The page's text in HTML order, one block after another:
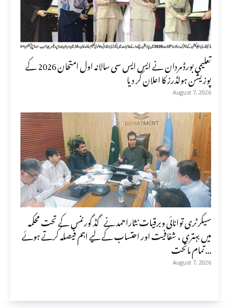
تعلیمی بورڈ مردان نے ایس ایس سی سالانہ اول امتحان 2026 کے
پوزیشن ہولڈرز کا اعلان کر دیا
August 7, 2026
سیکرٹری توانائی وبرقیات نثاراحمد نے گڈ گورننس کے تحت محکمہ
میں بہتری ، شفافیت اور احتساب کے لیے اہم فیصلہ کرتے ہوئے
تمام ماتحت...
August 7, 2026